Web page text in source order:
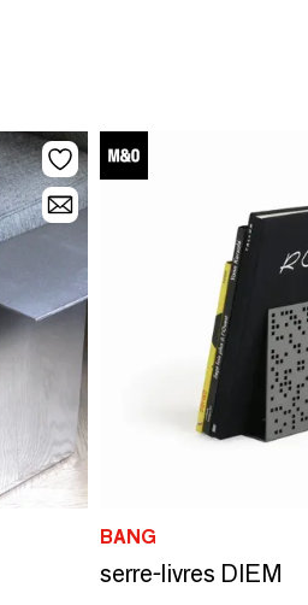
BANG
serre-livres DIEM